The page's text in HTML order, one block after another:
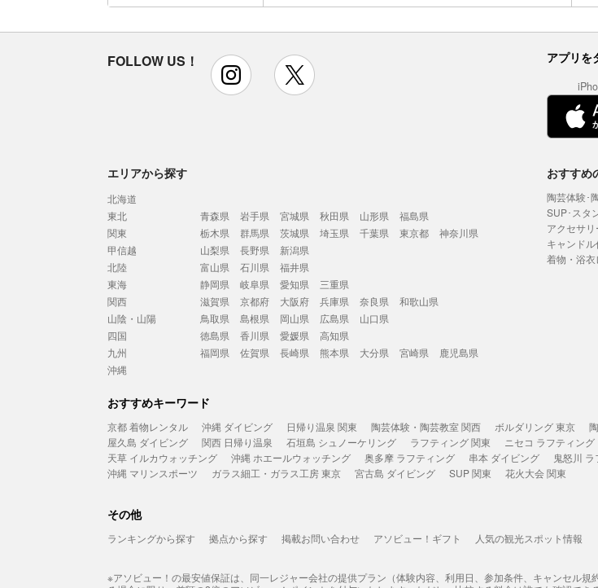
FOLLOW US！ instagram アプリを
エリアから探す
北海道
東北
青森県 岩手県 宮城県 秋田県 山形県
福島県
関東
栃木県 群馬県 茨城県 埼玉県 千葉県 東京都
神奈川県
甲信越
山梨県 長野県
新潟県
北陸
富山県 石川県
福井県
東海
静岡県 岐阜県 愛知県
三重県
関西
滋賀県 京都府 大阪府 兵庫県 奈良県
和歌山県
山陰・山陽
鳥取県 島根県 岡山県 広島県
山口県
四国
徳島県 香川県 愛媛県
高知県
九州
福岡県 佐賀県 長崎県 熊本県 大分県 宮崎県
鹿児島県
沖縄
おすすめ
陶芸体験･
SUP･スタ
アクセサ
キャンドル
着物・浴
おすすめキーワード
京都 着物レンタル 沖縄 ダイビング 日帰り温泉 関東 陶芸体験・陶芸教室 関西 ボルダリング 東京
屋久島 ダイビング
関西 日帰り温泉 石垣島 シュノーケリング ラフティング 関東 ニセコ ラフティング
天草 イルカウォッチング
沖縄 ホエールウォッチング 奥多摩 ラフティング 串本 ダイビング 鬼怒川
沖縄 マリンスポーツ
ガラス細工・ガラス工房 東京 宮古島 ダイビング SUP 関東 花火大会 関東
その他
ランキングから探す 拠点から探す 掲載お問い合わせ アソビュー！ギフト 人気の観光スポット情報
※アソビュー！の最安値保証は、同一レジャー会社の提供プラン（体験内容、利用日、参加条件、キャンセル